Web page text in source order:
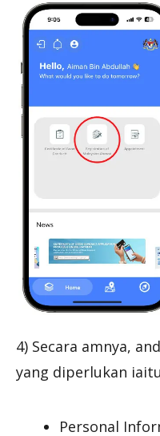
4) Secara amnya,
yang diperlukan
Personal